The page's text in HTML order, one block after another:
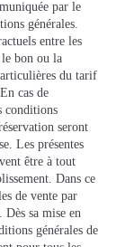
par le
générales.
entre les
bon ou la
du tarif
cas de
conditions
seront
Les présentes
être à tout
Dans ce
de vente par
Dès sa mise en
générales de